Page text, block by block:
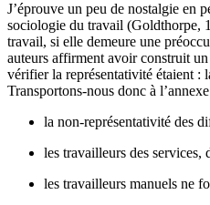
J’éprouve un peu de nostalgie en
sociologie du travail (Goldthorpe,
travail, si elle demeure une
auteurs affirment avoir construit
vérifier la représentativité étaient :
Transportons-nous donc à
la non-représentativité des
les travailleurs des services,
les travailleurs manuels ne